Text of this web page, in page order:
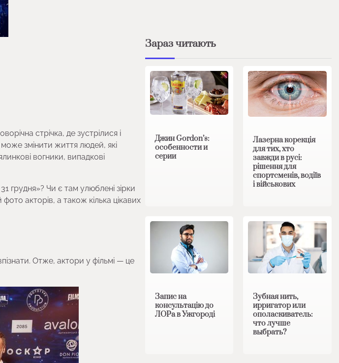
стрічка, де зустрілися і
може змінити життя людей, які
вогники, випадкові
грудня»? Чи є там улюблені зірки
фото акторів, а також кілька цікавих
Отже, актори у фільмі — це
Зараз читають
Джин Gordon’s:
особенности и
серии
Лазерна корекція
для тих, хто
завжди в русі:
рішення для
спортсменів, водіїв
і військових
Запис на
консультацію до
ЛОРа в Ужгороді
Зубная нить,
ирригатор или
ополаскиватель:
что лучше
выбрать?